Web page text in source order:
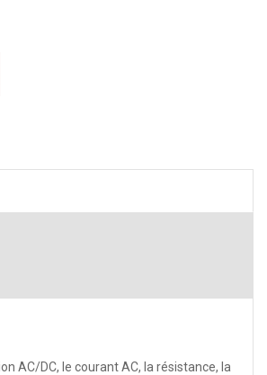
AC/DC, le courant AC, la résistance, la